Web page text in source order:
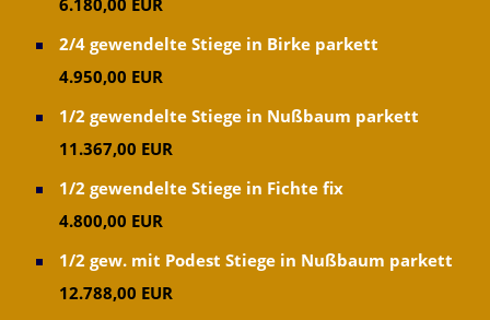
Preis zählen zu unseren Stärken!
Es wird immer einen billigeren Anbieter geben, jedoch
sollten Qualität und Sicherheit auch etwas Wert sein!
Überlegen Sie einmal ob Sie Freude hätten wenn sie
Wünschen entspricht!
Sie bekommen heute in jedem Baumarkt - Terrasse -
Treppen - Treppe Geländer - Zimmermann -
6.180,00 EUR
2/4 gewendelte Stiege in Birke parkett
4.950,00 EUR
1/2 gewendelte Stiege in Nußbaum parkett
11.367,00 EUR
1/2 gewendelte Stiege in Fichte fix
4.800,00 EUR
1/2 gew. mit Podest Stiege in Nußbaum parkett
12.788,00 EUR